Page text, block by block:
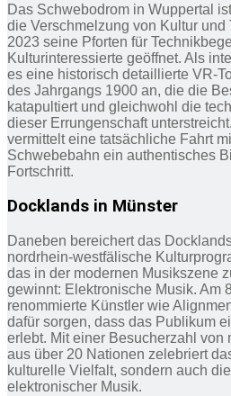
Das Schwebodrom in Wuppertal
die Verschmelzung von Kultur und
2023 seine Pforten für
Kulturinteressierte geöffnet. Als
es eine historisch detaillierte VR-
des Jahrgangs 1900 an, die die
katapultiert und gleichwohl die
dieser Errungenschaft
vermittelt eine tatsächliche Fahrt
Schwebebahn ein authentisches
Fortschritt.
Docklands in Münster
Daneben bereichert das
nordrhein-westfälische
das in der modernen Musikszene
gewinnt: Elektronische Musik. Am
renommierte Künstler wie
dafür sorgen, dass das Publikum
erlebt. Mit einer Besucherzahl von
aus über 20 Nationen zelebriert
kulturelle Vielfalt, sondern auch
elektronischer Musik.